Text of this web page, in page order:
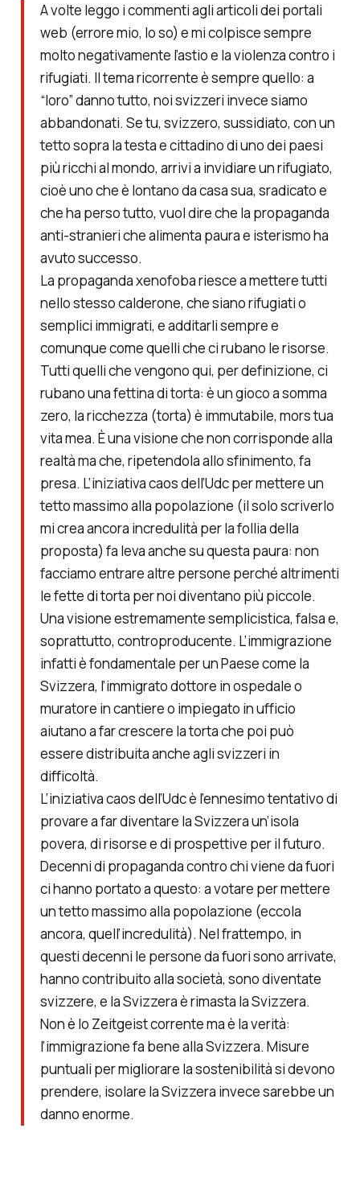
A volte leggo i commenti agli articoli dei portali
web (errore mio, lo so) e mi colpisce sempre
molto negativamente l’astio e la violenza contro i
rifugiati. Il tema ricorrente è sempre quello: a
“loro” danno tutto, noi svizzeri invece siamo
abbandonati. Se tu, svizzero, sussidiato, con un
tetto sopra la testa e cittadino di uno dei paesi
più ricchi al mondo, arrivi a invidiare un rifugiato,
cioè uno che è lontano da casa sua, sradicato e
che ha perso tutto, vuol dire che la propaganda
anti-stranieri che alimenta paura e isterismo ha
avuto successo.
La propaganda xenofoba riesce a mettere tutti
nello stesso calderone, che siano rifugiati o
semplici immigrati, e additarli sempre e
comunque come quelli che ci rubano le risorse.
Tutti quelli che vengono qui, per definizione, ci
rubano una fettina di torta: è un gioco a somma
zero, la ricchezza (torta) è immutabile, mors tua
vita mea. È una visione che non corrisponde alla
realtà ma che, ripetendola allo sfinimento, fa
presa. L’iniziativa caos dell’Udc per mettere un
tetto massimo alla popolazione (il solo scriverlo
mi crea ancora incredulità per la follia della
proposta) fa leva anche su questa paura: non
facciamo entrare altre persone perché altrimenti
le fette di torta per noi diventano più piccole.
Una visione estremamente semplicistica, falsa e,
soprattutto, controproducente. L’immigrazione
infatti è fondamentale per un Paese come la
Svizzera, l’immigrato dottore in ospedale o
muratore in cantiere o impiegato in ufficio
aiutano a far crescere la torta che poi può
essere distribuita anche agli svizzeri in
difficoltà.
L’iniziativa caos dell’Udc è l’ennesimo tentativo di
provare a far diventare la Svizzera un’isola
povera, di risorse e di prospettive per il futuro.
Decenni di propaganda contro chi viene da fuori
ci hanno portato a questo: a votare per mettere
un tetto massimo alla popolazione (eccola
ancora, quell’incredulità). Nel frattempo, in
questi decenni le persone da fuori sono arrivate,
hanno contribuito alla società, sono diventate
svizzere, e la Svizzera è rimasta la Svizzera.
Non è lo Zeitgeist corrente ma è la verità:
l’immigrazione fa bene alla Svizzera. Misure
puntuali per migliorare la sostenibilità si devono
prendere, isolare la Svizzera invece sarebbe un
danno enorme.